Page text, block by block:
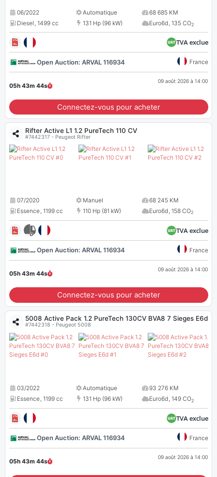
06/2022 Automatique
68 685 KM
Diesel, 1499 cc 131 Hp (96 kW) Euro6d, 135 CO2
TVA exclue
Open Auction: ARVAL 116934 France
05h 43m 43s
09 août 2026 à 14:00
Connectez-vous pour acheter
Rifter Active L1 1.2 PureTech 110 CV
#7442317 - Peugeot Rifter
07/2020 Manuel
68 245 KM
Essence, 1199 cc 110 Hp (81 kW) Euro6d, 158 CO2
TVA exclue
Open Auction: ARVAL 116934 France
05h 43m 43s
09 août 2026 à 14:00
Connectez-vous pour acheter
5008 Active Pack 1.2 PureTech 130CV BVA8 7 Sieges E6d
#7442318 - Peugeot 5008
03/2022 Automatique
93 276 KM
Essence, 1199 cc 131 Hp (96 kW) Euro6d, 149 CO2
TVA exclue
Open Auction: ARVAL 116934 France
05h 43m 43s
09 août 2026 à 14:00